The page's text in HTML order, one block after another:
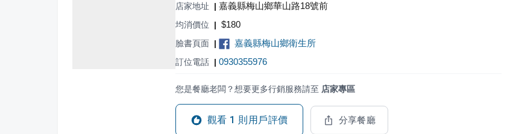
店家地址 | 嘉義縣梅山鄉華山路18號前
均消價位 | $180
臉書頁面 | 嘉義縣梅山鄉衛生所
訂位電話 | 0930355976
您是餐廳老闆？想要更多行銷服務請至 店家專區
觀看 1 則用戶評價 分享餐廳